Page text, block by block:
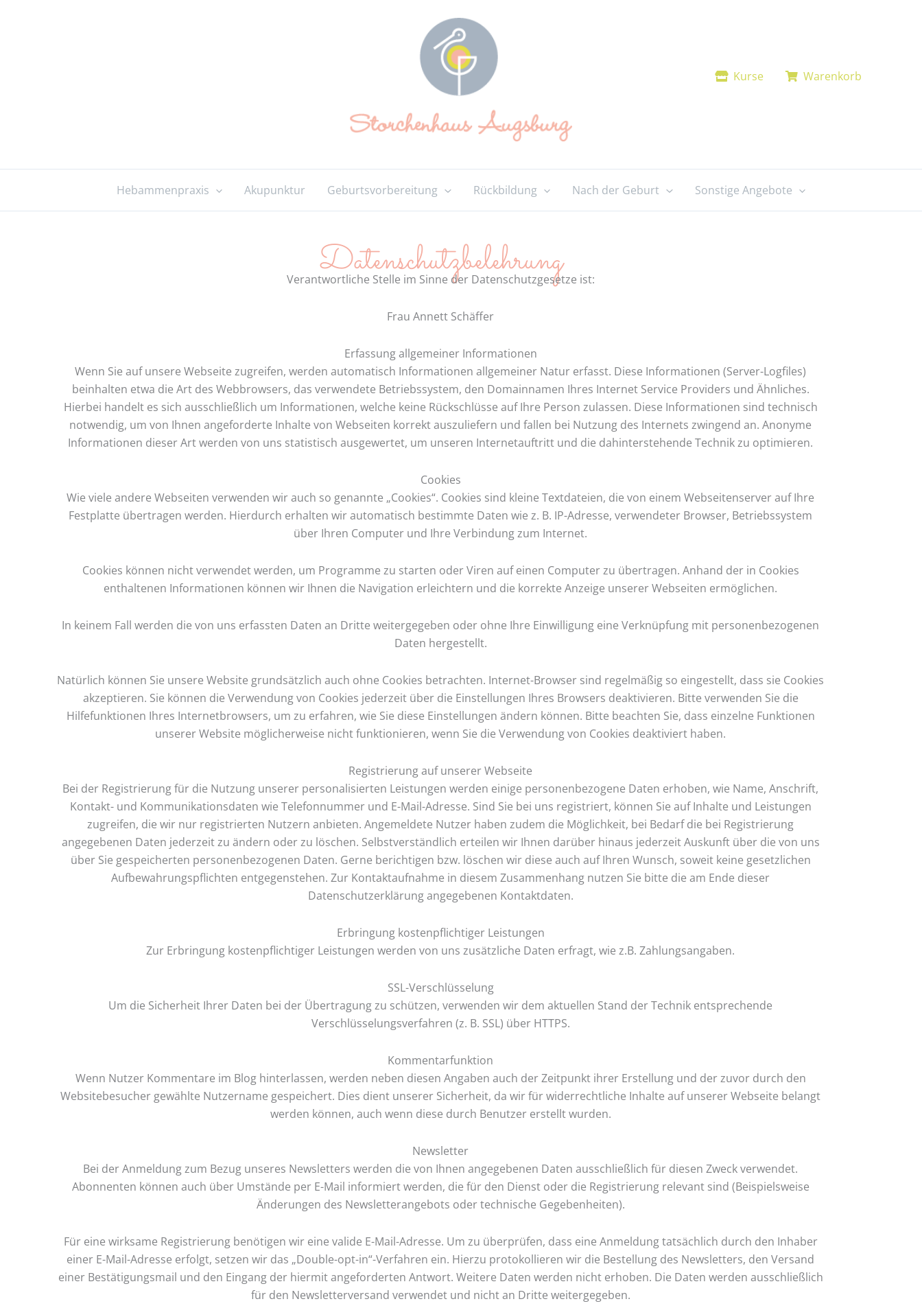
Kurse Warenkorb
Hebammenpraxis Akupunktur Geburtsvorbereitung Rückbildung Nach der Geburt Sonstige Angebote
Da­ten­schutz­be­leh­rung
Verantwortliche Stelle im Sinne der Datenschutzgesetze ist:
Frau Annett Schäffer
Erfassung allgemeiner Informationen
Wenn Sie auf unsere Webseite zugreifen, werden automatisch Informationen allgemeiner Natur erfasst. Diese Informationen (Server-Logfiles)
beinhalten etwa die Art des Webbrowsers, das verwendete Betriebssystem, den Domainnamen Ihres Internet Service Providers und Ähnliches.
Hierbei handelt es sich ausschließlich um Informationen, welche keine Rückschlüsse auf Ihre Person zulassen. Diese Informationen sind technisch
notwendig, um von Ihnen angeforderte Inhalte von Webseiten korrekt auszuliefern und fallen bei Nutzung des Internets zwingend an. Anonyme
Informationen dieser Art werden von uns statistisch ausgewertet, um unseren Internetauftritt und die dahinterstehende Technik zu optimieren.
Cookies
Wie viele andere Webseiten verwenden wir auch so genannte „Cookies“. Cookies sind kleine Textdateien, die von einem Webseitenserver auf Ihre
Festplatte übertragen werden. Hierdurch erhalten wir automatisch bestimmte Daten wie z. B. IP-Adresse, verwendeter Browser, Betriebssystem
über Ihren Computer und Ihre Verbindung zum Internet.
Cookies können nicht verwendet werden, um Programme zu starten oder Viren auf einen Computer zu übertragen. Anhand der in Cookies
enthaltenen Informationen können wir Ihnen die Navigation erleichtern und die korrekte Anzeige unserer Webseiten ermöglichen.
In keinem Fall werden die von uns erfassten Daten an Dritte weitergegeben oder ohne Ihre Einwilligung eine Verknüpfung mit personenbezogenen
Daten hergestellt.
Natürlich können Sie unsere Website grundsätzlich auch ohne Cookies betrachten. Internet-Browser sind regelmäßig so eingestellt, dass sie Cookies
akzeptieren. Sie können die Verwendung von Cookies jederzeit über die Einstellungen Ihres Browsers deaktivieren. Bitte verwenden Sie die
Hilfefunktionen Ihres Internetbrowsers, um zu erfahren, wie Sie diese Einstellungen ändern können. Bitte beachten Sie, dass einzelne Funktionen
unserer Website möglicherweise nicht funktionieren, wenn Sie die Verwendung von Cookies deaktiviert haben.
Registrierung auf unserer Webseite
Bei der Registrierung für die Nutzung unserer personalisierten Leistungen werden einige personenbezogene Daten erhoben, wie Name, Anschrift,
Kontakt- und Kommunikationsdaten wie Telefonnummer und E-Mail-Adresse. Sind Sie bei uns registriert, können Sie auf Inhalte und Leistungen
zugreifen, die wir nur registrierten Nutzern anbieten. Angemeldete Nutzer haben zudem die Möglichkeit, bei Bedarf die bei Registrierung
angegebenen Daten jederzeit zu ändern oder zu löschen. Selbstverständlich erteilen wir Ihnen darüber hinaus jederzeit Auskunft über die von uns
über Sie gespeicherten personenbezogenen Daten. Gerne berichtigen bzw. löschen wir diese auch auf Ihren Wunsch, soweit keine gesetzlichen
Aufbewahrungspflichten entgegenstehen. Zur Kontaktaufnahme in diesem Zusammenhang nutzen Sie bitte die am Ende dieser
Datenschutzerklärung angegebenen Kontaktdaten.
Erbringung kostenpflichtiger Leistungen
Zur Erbringung kostenpflichtiger Leistungen werden von uns zusätzliche Daten erfragt, wie z.B. Zahlungsangaben.
SSL-Verschlüsselung
Um die Sicherheit Ihrer Daten bei der Übertragung zu schützen, verwenden wir dem aktuellen Stand der Technik entsprechende
Verschlüsselungsverfahren (z. B. SSL) über HTTPS.
Kommentarfunktion
Wenn Nutzer Kommentare im Blog hinterlassen, werden neben diesen Angaben auch der Zeitpunkt ihrer Erstellung und der zuvor durch den
Websitebesucher gewählte Nutzername gespeichert. Dies dient unserer Sicherheit, da wir für widerrechtliche Inhalte auf unserer Webseite belangt
werden können, auch wenn diese durch Benutzer erstellt wurden.
Newsletter
Bei der Anmeldung zum Bezug unseres Newsletters werden die von Ihnen angegebenen Daten ausschließlich für diesen Zweck verwendet.
Abonnenten können auch über Umstände per E-Mail informiert werden, die für den Dienst oder die Registrierung relevant sind (Beispielsweise
Änderungen des Newsletterangebots oder technische Gegebenheiten).
Für eine wirksame Registrierung benötigen wir eine valide E-Mail-Adresse. Um zu überprüfen, dass eine Anmeldung tatsächlich durch den Inhaber
einer E-Mail-Adresse erfolgt, setzen wir das „Double-opt-in“-Verfahren ein. Hierzu protokollieren wir die Bestellung des Newsletters, den Versand
einer Bestätigungsmail und den Eingang der hiermit angeforderten Antwort. Weitere Daten werden nicht erhoben. Die Daten werden ausschließlich
für den Newsletterversand verwendet und nicht an Dritte weitergegeben.